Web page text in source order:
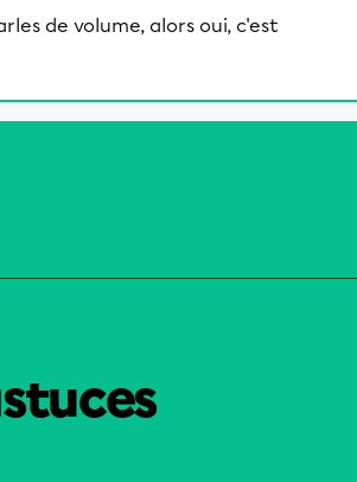
de volume, alors oui, c'est